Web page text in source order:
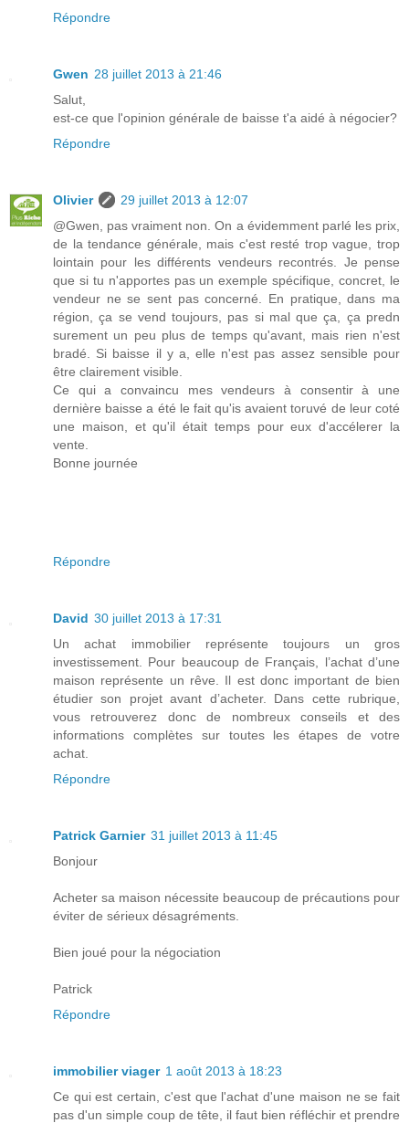
Répondre
Gwen 28 juillet 2013 à 21:46
Salut,
est-ce que l'opinion générale de baisse t'a aidé à négocier?
Répondre
Olivier
29 juillet 2013 à 12:07
@Gwen, pas vraiment non. On a évidemment parlé les prix,
de la tendance générale, mais c'est resté trop vague, trop
lointain pour les différents vendeurs recontrés. Je pense
que si tu n'apportes pas un exemple spécifique, concret, le
vendeur ne se sent pas concerné. En pratique, dans ma
région, ça se vend toujours, pas si mal que ça, ça predn
surement un peu plus de temps qu'avant, mais rien n'est
bradé. Si baisse il y a, elle n'est pas assez sensible pour
être clairement visible.
Ce qui a convaincu mes vendeurs à consentir à une
dernière baisse a été le fait qu'is avaient toruvé de leur coté
une maison, et qu'il était temps pour eux d'accélerer la
vente.
Bonne journée
Répondre
David 30 juillet 2013 à 17:31
Un achat immobilier représente toujours un gros
investissement. Pour beaucoup de Français, l’achat d’une
maison représente un rêve. Il est donc important de bien
étudier son projet avant d’acheter. Dans cette rubrique,
vous retrouverez donc de nombreux conseils et des
informations complètes sur toutes les étapes de votre
achat.
Répondre
Patrick Garnier 31 juillet 2013 à 11:45
Bonjour
Acheter sa maison nécessite beaucoup de précautions pour
éviter de sérieux désagréments.
Bien joué pour la négociation
Patrick
Répondre
immobilier viager 1 août 2013 à 18:23
Ce qui est certain, c'est que l'achat d'une maison ne se fait
pas d'un simple coup de tête, il faut bien réfléchir et prendre